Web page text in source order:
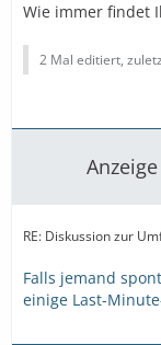
Wie immer findet
2 Mal editiert,
Anzeige
RE: Diskussion zur
Falls jemand
einige Last-